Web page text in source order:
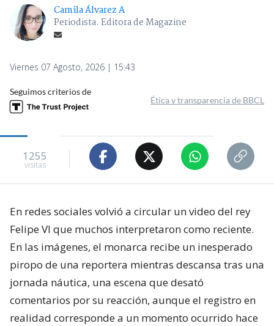
Camila Álvarez A
Periodista. Editora de Magazine
Viernes 07 Agosto, 2026 | 15:43
Seguimos criterios de
Ética y transparencia de BBCL
1255
visitas
En redes sociales volvió a circular un video del rey
Felipe VI que muchos interpretaron como reciente.
En las imágenes, el monarca recibe un inesperado
piropo de una reportera mientras descansa tras una
jornada náutica, una escena que desató
comentarios por su reacción, aunque el registro en
realidad corresponde a un momento ocurrido hace